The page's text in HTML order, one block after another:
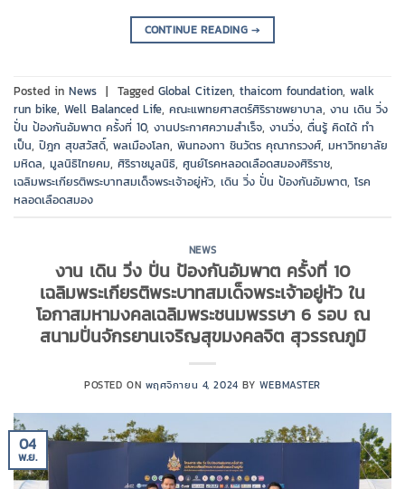
CONTINUE READING→
Posted in News | Tagged Global Citizen, thaicom foundation, walk
run bike, Well Balanced Life, คณะแพทยศาสตร์ศิริราชพยาบาล, งาน เดิน วิ่ง
ปั่น ป้องกันอัมพาต ครั้งที่ 10, งานประกาศความสำเร็จ, งานวิ่ง, ตื่นรู้ คิดได้ ทำ
เป็น, ปิฎก สุขสวัสดิ์, พลเมืองโลก, พินทองทา ชินวัตร คุณากรวงศ์, มหาวิทยาลัย
มหิดล, มูลนิธิไทยคม, ศิริราชมูลนิธิ, ศูนย์โรคหลอดเลือดสมองศิริราช,
เฉลิมพระเกียรติพระบาทสมเด็จพระเจ้าอยู่หัว, เดิน วิ่ง ปั่น ป้องกันอัมพาต, โรค
หลอดเลือดสมอง
NEWS
งาน เดิน วิ่ง ปั่น ป้องกันอัมพาต ครั้งที่ 10
เฉลิมพระเกียรติพระบาทสมเด็จพระเจ้าอยู่หัว ใน
โอกาสมหามงคลเฉลิมพระชนมพรรษา 6 รอบ ณ
สนามปั่นจักรยานเจริญสุขมงคลจิต สุวรรณภูมิ
POSTED ON พฤศจิกายน 4, 2024 BY WEBMASTER
04
พ.ย.